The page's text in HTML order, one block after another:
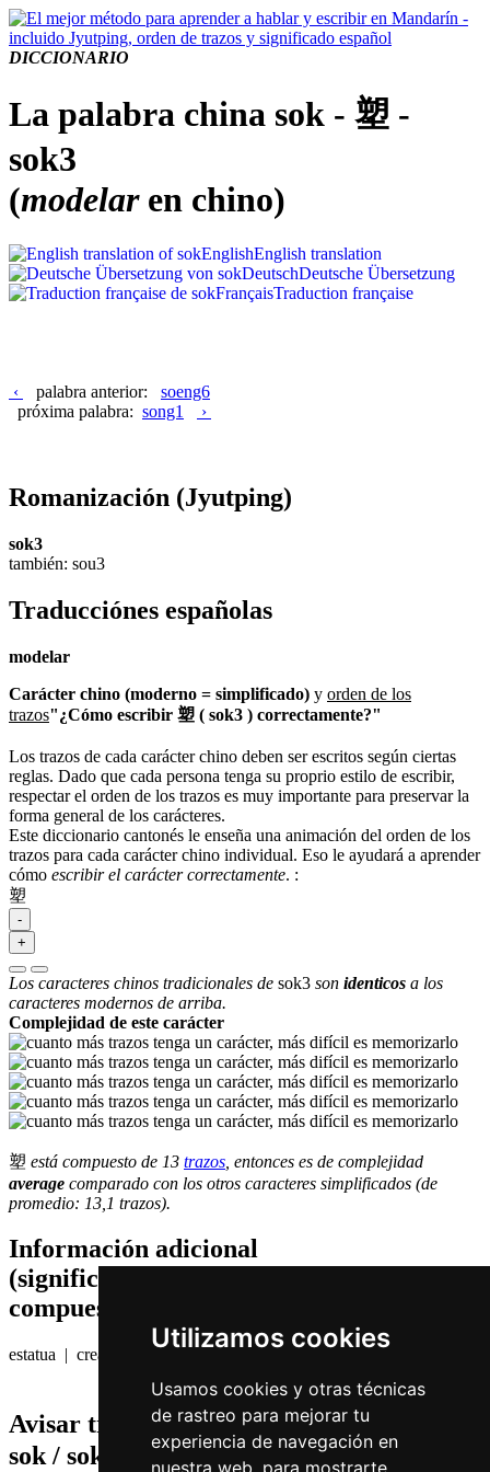
Utilizamos cookies
Usamos cookies y otras técnicas
de rastreo para mejorar tu
experiencia de navegación en
nuestra web, para mostrarte
DICCIONARIO
La palabra china sok - 塑 -
sok3
(modelaren chino)
EnglishEnglish translation
DeutschDeutsche Übersetzung
FrançaisTraduction française
‹ palabra anterior: soeng6
próxima palabra: song1 ›
Romanización (Jyutping)
sok3
también: sou3
Traducciónes españolas
modelar
Carácter chino (moderno = simplificado) y orden de los
trazos"¿Cómo escribir 塑 ( sok3 ) correctamente?"
Los trazos de cada carácter chino deben ser escritos según ciertas
reglas. Dado que cada persona tenga su proprio estilo de escribir,
respectar el orden de los trazos es muy importante para preservar la
forma general de los carácteres.
Este diccionario cantonés le enseña una animación del orden de los
trazos para cada carácter chino individual. Eso le ayudará a aprender
cómo escribir el carácter correctamente. :
塑
-
+
Los caracteres chinos tradicionales de sok3 son identicos a los
caracteres modernos de arriba.
Complejidad de este carácter
塑 está compuesto de 13 trazos , entonces es de complejidad
average comparado con los otros caracteres simplificados (de
promedio: 13,1 trazos).
Información adicional
(significados de componentes, palabras
compuestas etc.)
estatua | crear
Avisar traduccion falsa o faltante de
sok / sok3 )